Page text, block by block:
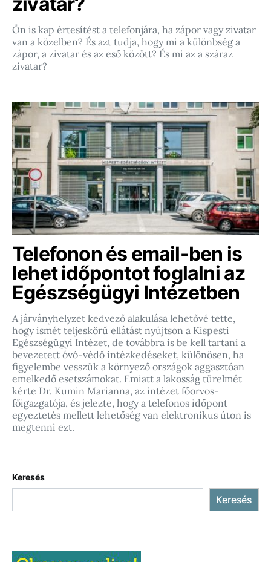
Ön is kap értesítést a telefonjára, ha zápor vagy zivatar
van a közelben? És azt tudja, hogy mi a különbség a
zápor, a zivatar és az eső között? És mi az a száraz
zivatar?
Telefonon és email-ben is
lehet időpontot foglalni az
Egészségügyi Intézetben
A járványhelyzet kedvező alakulása lehetővé tette,
hogy ismét teljeskörű ellátást nyújtson a Kispesti
Egészségügyi Intézet, de továbbra is be kell tartani a
bevezetett óvó-védő intézkedéseket, különösen, ha
figyelembe vesszük a környező országok aggasztóan
emelkedő esetszámokat. Emiatt a lakosság türelmét
kérte Dr. Kumin Marianna, az intézet főorvos-
főigazgatója, és jelezte, hogy a telefonos időpont
egyeztetés mellett lehetőség van elektronikus úton is
megtenni ezt.
Keresés
Keresés